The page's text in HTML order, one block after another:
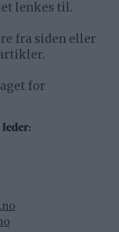
lenkes til.
fra siden eller
for